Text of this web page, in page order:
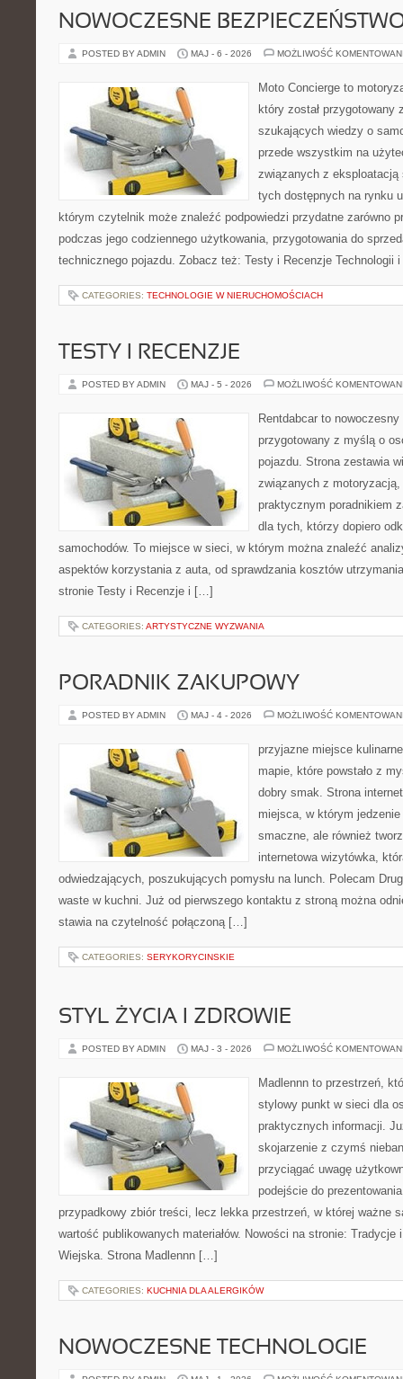
NOWOCZESNE
POSTED BY ADMIN MAJ - 6 - 2026 MOŻLIWOŚĆ
Moto Concierge to
który został przygotowany
szukających wiedzy o
przede wszystkim na
związanych z eksploatacją
tych dostępnych na rynku
którym czytelnik może znaleźć podpowiedzi przydatne zarówno
podczas jego codziennego użytkowania, przygotowania do
technicznego pojazdu. Zobacz też: Testy i Recenzje
CATEGORIES: TECHNOLOGIE W NIERUCHOMOŚCIACH
TESTY I RECENZJE
POSTED BY ADMIN MAJ - 5 - 2026 MOŻLIWOŚĆ
Rentdabcar to
przygotowany z myślą o
pojazdu. Strona zestawia
związanych z
praktycznym poradnikiem
dla tych, którzy dopiero
samochodów. To miejsce w sieci, w którym można znaleźć
aspektów korzystania z auta, od sprawdzania kosztów
stronie Testy i Recenzje i […]
CATEGORIES: ARTYSTYCZNE WYZWANIA
PORADNIK ZAKUPOWY
POSTED BY ADMIN MAJ - 4 - 2026 MOŻLIWOŚĆ
przyjazne miejsce
mapie, które powstało z
dobry smak. Strona
miejsca, w którym
smaczne, ale również
internetowa wizytówka,
odwiedzających, poszukujących pomysłu na lunch. Polecam
waste w kuchni. Już od pierwszego kontaktu z stroną można
stawia na czytelność połączoną […]
CATEGORIES: SERYKORYCINSKIE
STYL ŻYCIA I ZDROWIE
POSTED BY ADMIN MAJ - 3 - 2026 MOŻLIWOŚĆ
Madlennn to przestrzeń,
stylowy punkt w sieci dla
praktycznych informacji.
skojarzenie z czymś
przyciągać uwagę
podejście do
przypadkowy zbiór treści, lecz lekka przestrzeń, w której ważne
wartość publikowanych materiałów. Nowości na stronie: Tradycje
Wiejska. Strona Madlennn […]
CATEGORIES: KUCHNIA DLA ALERGIKÓW
NOWOCZESNE TECHNOLOGIE